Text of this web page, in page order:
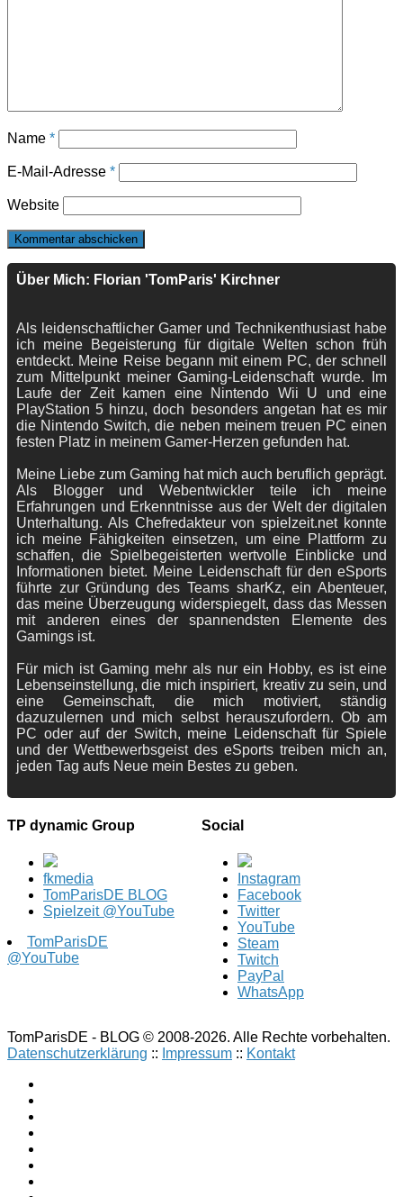
Name *
E-Mail-Adresse *
Website
Über Mich: Florian 'TomParis' Kirchner
Als leidenschaftlicher Gamer und Technikenthusiast habe
ich meine Begeisterung für digitale Welten schon früh
entdeckt. Meine Reise begann mit einem PC, der schnell
zum Mittelpunkt meiner Gaming-Leidenschaft wurde. Im
Laufe der Zeit kamen eine Nintendo Wii U und eine
PlayStation 5 hinzu, doch besonders angetan hat es mir
die Nintendo Switch, die neben meinem treuen PC einen
festen Platz in meinem Gamer-Herzen gefunden hat.
Meine Liebe zum Gaming hat mich auch beruflich geprägt.
Als Blogger und Webentwickler teile ich meine
Erfahrungen und Erkenntnisse aus der Welt der digitalen
Unterhaltung. Als Chefredakteur von spielzeit.net konnte
ich meine Fähigkeiten einsetzen, um eine Plattform zu
schaffen, die Spielbegeisterten wertvolle Einblicke und
Informationen bietet. Meine Leidenschaft für den eSports
führte zur Gründung des Teams sharKz, ein Abenteuer,
das meine Überzeugung widerspiegelt, dass das Messen
mit anderen eines der spannendsten Elemente des
Gamings ist.
Für mich ist Gaming mehr als nur ein Hobby, es ist eine
Lebenseinstellung, die mich inspiriert, kreativ zu sein, und
eine Gemeinschaft, die mich motiviert, ständig
dazuzulernen und mich selbst herauszufordern. Ob am
PC oder auf der Switch, meine Leidenschaft für Spiele
und der Wettbewerbsgeist des eSports treiben mich an,
jeden Tag aufs Neue mein Bestes zu geben.
TP dynamic Group
fkmedia
TomParisDE BLOG
Spielzeit @YouTube
TomParisDE
@YouTube
Social
Instagram
Facebook
Twitter
YouTube
Steam
Twitch
PayPal
WhatsApp
TomParisDE - BLOG © 2008-2026. Alle Rechte vorbehalten.
Datenschutzerklärung :: Impressum :: Kontakt